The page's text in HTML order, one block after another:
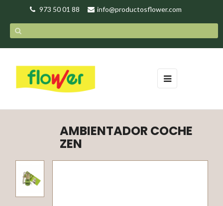
973 50 01 88 info@productosflower.com
Navegación
de
☰
AMBIENTADOR COCHE
ZEN